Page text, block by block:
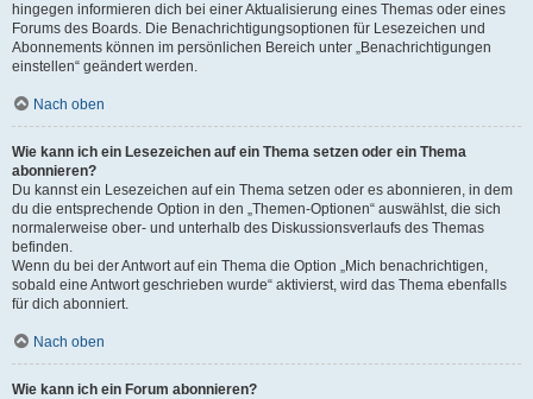
hingegen informieren dich bei einer Aktualisierung eines Themas oder eines
Forums des Boards. Die Benachrichtigungsoptionen für Lesezeichen und
Abonnements können im persönlichen Bereich unter „Benachrichtigungen
einstellen“ geändert werden.
Nach oben
Wie kann ich ein Lesezeichen auf ein Thema setzen oder ein Thema
abonnieren?
Du kannst ein Lesezeichen auf ein Thema setzen oder es abonnieren, in dem
du die entsprechende Option in den „Themen-Optionen“ auswählst, die sich
normalerweise ober- und unterhalb des Diskussionsverlaufs des Themas
befinden.
Wenn du bei der Antwort auf ein Thema die Option „Mich benachrichtigen,
sobald eine Antwort geschrieben wurde“ aktivierst, wird das Thema ebenfalls
für dich abonniert.
Nach oben
Wie kann ich ein Forum abonnieren?